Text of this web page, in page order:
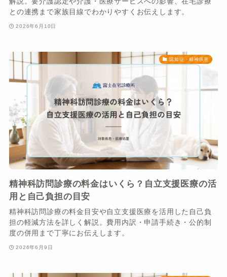
との連携まで家族目線でわかりやすくお伝えします。
2026年6月10日
認知症・精神疾患
精神科訪問診療の料金はいくら？自立支援医療の活
用と自己負担の目安
精神科訪問診療の料金目安や自立支援医療を活用した自己負
担の軽減方法を詳しく解説。費用内訳・申請手続き・公的制
度の併用まで丁寧にお伝えします。
2026年6月9日